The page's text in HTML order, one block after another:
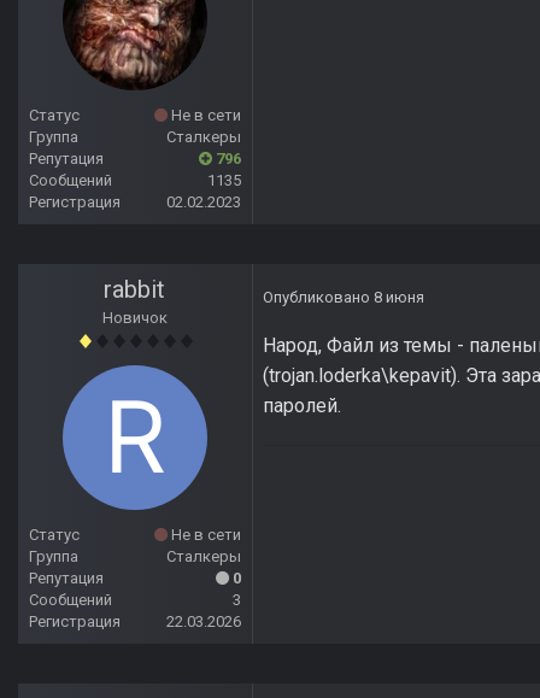
Статус
Не в сети
Группа
Сталкеры
Репутация
796
Сообщений
1135
Регистрация
02.02.2023
rabbit
Новичок
Статус
Не в сети
Группа
Сталкеры
Репутация
0
Сообщений
3
Регистрация
22.03.2026
Опубликовано 8 июня
Народ, Файл из темы -
(trojan.loderka\kepavit). Эта
паролей.